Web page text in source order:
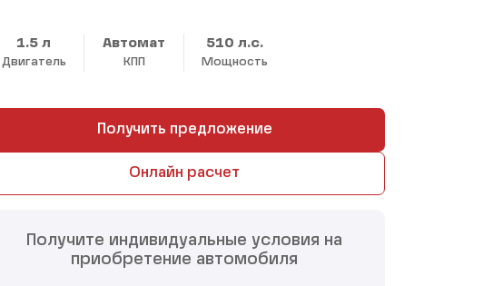
1.5 л
Двигатель
Автомат
КПП
510 л.с.
Мощность
Получить предложение
Онлайн расчет
Получите индивидуальные условия на
приобретение автомобиля